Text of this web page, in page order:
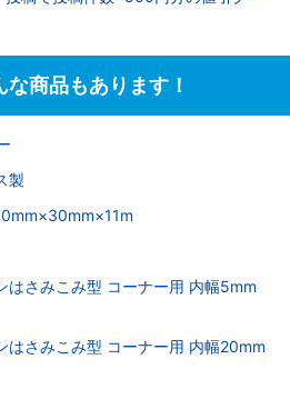
商品もあります！
製
はさみこみ型 コーナー用 内幅5mm
はさみこみ型 コーナー用 内幅20mm